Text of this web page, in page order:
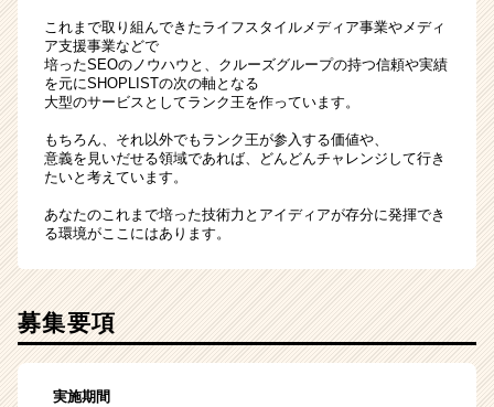
これまで取り組んできたライフスタイルメディア事業やメディ
ア支援事業などで
培ったSEOのノウハウと、クルーズグループの持つ信頼や実績
を元にSHOPLISTの次の軸となる
大型のサービスとしてランク王を作っています。
もちろん、それ以外でもランク王が参入する価値や、
意義を見いだせる領域であれば、どんどんチャレンジして行き
たいと考えています。
あなたのこれまで培った技術力とアイディアが存分に発揮でき
る環境がここにはあります。
募集要項
実施期間